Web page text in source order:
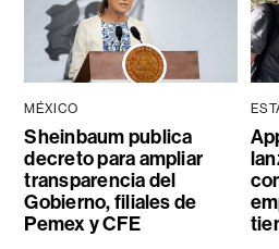
MÉXICO
Sheinbaum publica
decreto para ampliar
transparencia del
Gobierno, filiales de
Pemex y CFE